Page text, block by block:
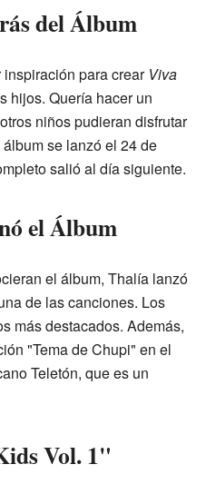
del Álbum
para crear Viva
hijos. Quería hacer un
niños pudieran disfrutar
se lanzó el 24 de
salió al día siguiente.
el Álbum
el álbum, Thalía lanzó
de las canciones. Los
más destacados. Además,
"Tema de Chupi" en el
Teletón, que es un
Vol. 1"